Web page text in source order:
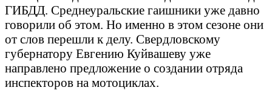
ГИБДД. Среднеуральские гаишники уже давно
говорили об этом. Но именно в этом сезоне они
от слов перешли к делу. Свердловскому
губернатору Евгению Куйвашеву уже
направлено предложение о создании отряда
инспекторов на мотоциклах.